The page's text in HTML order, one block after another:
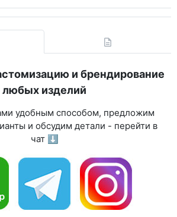
и брендирование
любых изделий
удобным способом, предложим
и обсудим детали - перейти в
чат ⬇